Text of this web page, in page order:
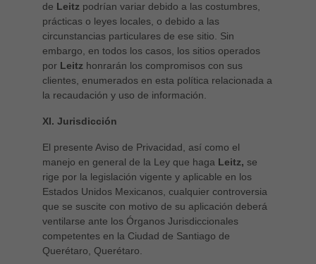
de Leitz podrían variar debido a las costumbres,
prácticas o leyes locales, o debido a las
circunstancias particulares de ese sitio. Sin
embargo, en todos los casos, los sitios operados
por Leitz honrarán los compromisos con sus
clientes, enumerados en esta política relacionada a
la recaudación y uso de información.
XI. Jurisdicción
El presente Aviso de Privacidad, así como el
manejo en general de la Ley que haga Leitz, se
rige por la legislación vigente y aplicable en los
Estados Unidos Mexicanos, cualquier controversia
que se suscite con motivo de su aplicación deberá
ventilarse ante los Órganos Jurisdiccionales
competentes en la Ciudad de Santiago de
Querétaro, Querétaro.